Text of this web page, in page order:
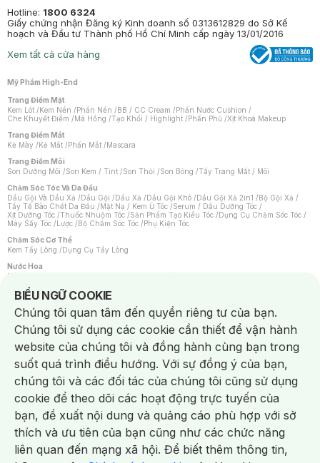
Hotline: 1800 6324
Giấy chứng nhận Đăng ký Kinh doanh số 0313612829 do Sở Kế
hoạch và Đầu tư Thành phố Hồ Chí Minh cấp ngày 13/01/2016
Xem tất cả cửa hàng
Mỹ Phẩm High-End
Trang Điểm Mặt
Kem Lót /Kem Nền /Phấn Nền /BB / CC Cream /Phấn Nước Cushion /
Che Khuyết Điểm /Má Hồng /Tạo Khối / Highlight /Phấn Phủ /Xịt Khoá Makeup
Trang Điểm Mắt
Kẻ Mày /Kẻ Mắt /Phấn Mắt /Mascara
Trang Điểm Môi
Son Dưỡng Môi /Son Kem / Tint /Son Thỏi /Son Bóng /Tẩy Trang Mắt / Môi
Chăm Sóc Tóc Và Da Đầu
Dầu Gội Và Dầu Xả /Dầu Gội /Dầu Xả /Dầu Gội Khô /Dầu Gội Xả 2in1 /Bộ Gội Xả /
Tẩy Tế Bào Chết Da Đầu /Mặt Nạ / Kem Ủ Tóc /Serum / Dầu Dưỡng Tóc /
Xịt Dưỡng Tóc /Thuốc Nhuộm Tóc /Sản Phẩm Tạo Kiểu Tóc /Dụng Cụ Chăm Sóc Tóc /
Máy Sấy Tóc /Lược /Bộ Chăm Sóc Tóc /Phụ Kiện Tóc
Chăm Sóc Cơ Thể
Kem Tẩy Lông /Dụng Cụ Tẩy Lông
Nước Hoa
Nước Hoa Nữ
Chăm Sóc Cá Nhân
Chống Muỗi /Khẩu Trang /Máy Massage/Mặt Nạ Xông Hơi /Nước Rửa Tay/
Sản Phẩm Chăm Sóc Khác /Bàn Chải Đánh Răng /Bàn Chải Điện/
Hỗ Trợ Trắng Răng/Kem Đánh Răng /Máy Tăm Nước/ Nước Súc Miệng/
Tăm / Chỉ Nha Khoa/ Xịt Thơm Miệng / Dung Dịch Vệ Sinh/Dưỡng Vùng Kín/
Khăn Ướt Vệ Sinh Vùng Kín/Băng Vệ Sinh/Tampon/Bọt Cạo Râu /Dao Cạo Râu/
Máy Cạo Râu
Vấn Đề Về Da
Da Dầu / Lỗ Chân Lông To/ Da Khô / Mất Nước/ Da Lão Hóa/ Da Mụn/
Da Nhạy Cảm / Kích Ứng
Da Xỉn Màu Thâm / Nám / Tàn Nhang
Quầng Thâm & Bọng Mắt /Sẹo /Viêm Da Cơ Địa
Dụng Cụ / Phụ Kiện Chăm Sóc Da
Bông Tẩy Trang
Khăn Lau Mặt Khô Dụng Cụ / Máy Rửa Mặt Máy Chăm Sóc Da
Dụng Cụ Chăm Sóc Khác
BIỂU NGỮ COOKIE
Notice about cookies usage
Chúng tôi quan tâm đến quyền riêng tư của bạn.
Chúng tôi sử dụng các cookie cần thiết để vận hành
website của chúng tôi và đồng hành cùng bạn trong
suốt quá trình điều hướng. Với sự đồng ý của bạn,
chúng tôi và các đối tác của chúng tôi cũng sử dụng
cookie để theo dõi các hoạt động trực tuyến của
bạn, đề xuất nội dung và quảng cáo phù hợp với sở
thích và ưu tiên của bạn cũng như các chức năng
liên quan đến mạng xã hội. Để biết thêm thông tin,